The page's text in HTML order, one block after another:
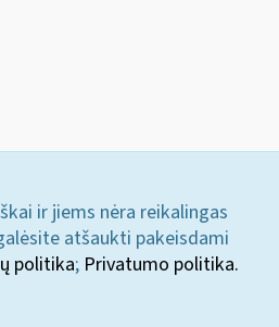
ir jiems nėra reikalingas
atšaukti pakeisdami
politika; Privatumo politika.